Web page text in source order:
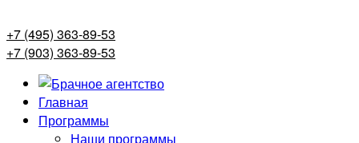
+7 (495) 363-89-53
+7 (903) 363-89-53
Главная
Программы
Наши программы